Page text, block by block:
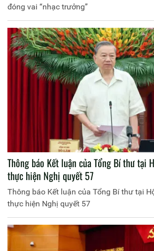
đóng vai “nhạc trưởng”
Thông báo Kết luận của Tổng Bí thư tại
thực hiện Nghị quyết 57
Thông báo Kết luận của Tổng Bí thư tại
thực hiện Nghị quyết 57